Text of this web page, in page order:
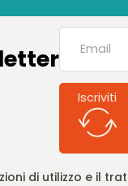
Iscriviti
di utilizzo e il